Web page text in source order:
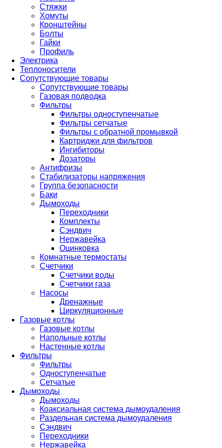
Стяжки
Хомуты
Кронштейны
Болты
Гайки
Профиль
Электрика
Теплоносители
Сопутствующие товары
Сопутствующие товары
Газовая подводка
Фильтры
Фильтры одноступенчатые
Фильтры сетчатые
Фильтры с обратной промывкой
Картриджи для фильтров
Ингибиторы
Дозаторы
Антифризы
Стабилизаторы напряжения
Группа безопасности
Баки
Дымоходы
Переходники
Комплекты
Сэндвич
Нержавейка
Оцинковка
Комнатные термостаты
Счетчики
Счетчики воды
Счетчики газа
Насосы
Дренажные
Циркуляционные
Газовые котлы
Газовые котлы
Напольные котлы
Настенные котлы
Фильтры
Фильтры
Одноступенчатые
Сетчатые
Дымоходы
Дымоходы
Коаксиальная система дымоудаления
Раздельная система дымоудаления
Сэндвич
Переходники
Нержавейка